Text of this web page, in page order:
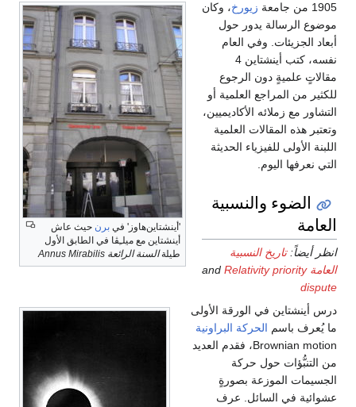
'أينشتاين‌هاوز' في برن حيث عاش
أينشتاين مع ميلـِڤا في الطابق الأول
طيلةالسنة الرائعة Annus Mirabilis
1905 من جامعة
زيورخ، وكان
موضوع الرسالة يدور حول
أبعاد الجزيئات. وفي العام
نفسه، كتب أينشتاين 4
مقالاتٍ علميةٍ دون الرجوع
للكثير من المراجع العلمية أو
التشاور مع زملائه الأكاديميين،
وتعتبر هذه المقالات العلمية
اللبنة الأولى للفيزياء الحديثة
التي نعرفها اليوم.
الضوء والنسبية
العامة
انظر أيضاً:تاريخ النسبية
العامة and
Relativity priority
dispute
درس أينشتاين في الورقة الأولى
ما يُعرف باسم الحركة البراونية
Brownian motion، فقدم العديد
من التنبُّؤات حول حركة
الجسيمات الموزعة بصورةٍ
عشوائية في السائل. عرف